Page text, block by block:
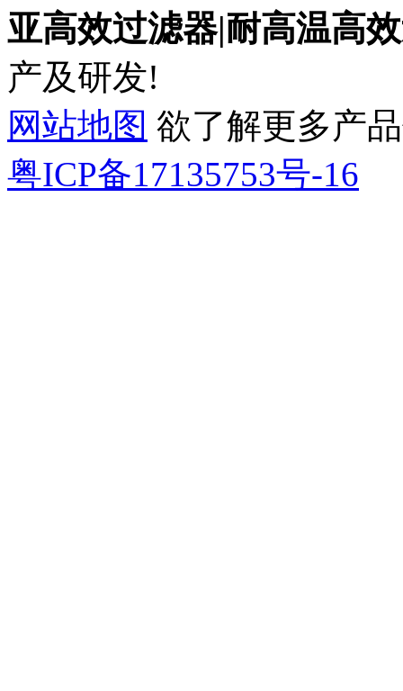
亚高效过滤器|耐高温高
产及研发!
网站地图 欲了解更多产
粤ICP备17135753号-16